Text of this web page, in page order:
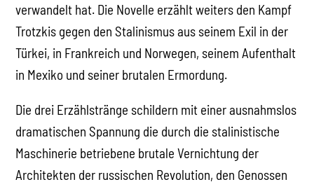
verwandelt hat. Die Novelle erzählt weiters den Kampf
Trotzkis gegen den Stalinismus aus seinem Exil in der
Türkei, in Frankreich und Norwegen, seinem Aufenthalt
in Mexiko und seiner brutalen Ermordung.
Die drei Erzählstränge schildern mit einer ausnahmslos
dramatischen Spannung die durch die stalinistische
Maschinerie betriebene brutale Vernichtung der
Architekten der russischen Revolution, den Genossen